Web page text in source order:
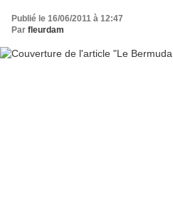
Publié le 16/06/2011 à 12:47
Par fleurdam